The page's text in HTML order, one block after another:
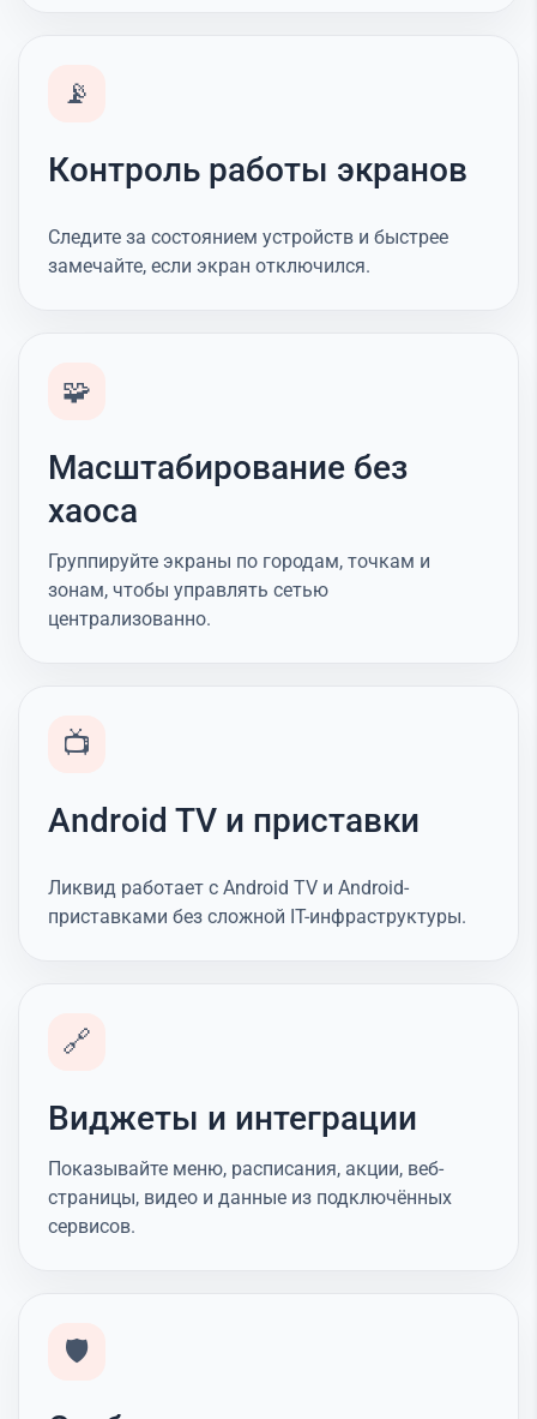
📡
Контроль работы экранов
Следите за состоянием устройств и быстрее
замечайте, если экран отключился.
🧩
Масштабирование без
хаоса
Группируйте экраны по городам, точкам и
зонам, чтобы управлять сетью
централизованно.
📺
Android TV и приставки
Ликвид работает с Android TV и Android-
приставками без сложной IT-инфраструктуры.
🔗
Виджеты и интеграции
Показывайте меню, расписания, акции, веб-
страницы, видео и данные из подключённых
сервисов.
🛡️